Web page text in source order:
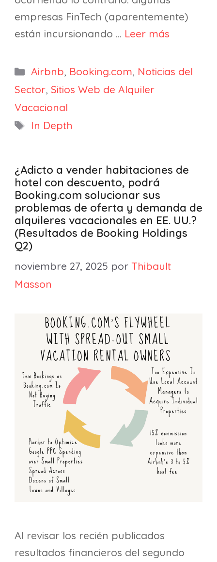
empresas FinTech (aparentemente)
están incursionando … Leer más
Categorías
Airbnb, Booking.com, Noticias del
Sector, Sitios Web de Alquiler
Vacacional
Etiquetas
In Depth
¿Adicto a vender habitaciones de
hotel con descuento, podrá
Booking.com solucionar sus
problemas de oferta y demanda de
alquileres vacacionales en EE. UU.?
(Resultados de Booking Holdings
Q2)
noviembre 27, 2025 por Thibault
Masson
Al revisar los recién publicados
resultados financieros del segundo